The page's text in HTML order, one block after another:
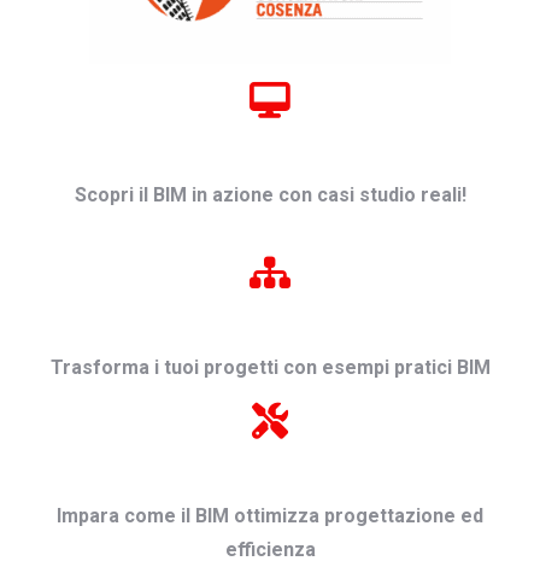
Scopri il BIM in azione con casi studio reali!
Trasforma i tuoi progetti con esempi pratici BIM
Impara come il BIM ottimizza progettazione ed
efficienza